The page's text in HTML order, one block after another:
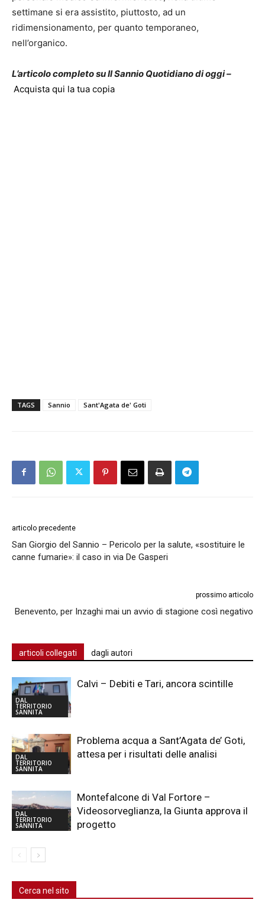
settimane si era assistito, piuttosto, ad un
ridimensionamento, per quanto temporaneo,
nell’organico.
L’articolo completo su Il Sannio Quotidiano di oggi –
Acquista qui la tua copia
TAGS Sannio Sant'Agata de' Goti
articolo precedente
San Giorgio del Sannio – Pericolo per la salute, «sostituire le
canne fumarie»: il caso in via De Gasperi
prossimo articolo
Benevento, per Inzaghi mai un avvio di stagione così negativo
articoli collegati dagli autori
DAL
TERRITORIO
SANNITA
Calvi – Debiti e Tari, ancora scintille
DAL
TERRITORIO
SANNITA
Problema acqua a Sant’Agata de’ Goti,
attesa per i risultati delle analisi
DAL
TERRITORIO
SANNITA
Montefalcone di Val Fortore –
Videosorveglianza, la Giunta approva il
progetto
Cerca nel sito